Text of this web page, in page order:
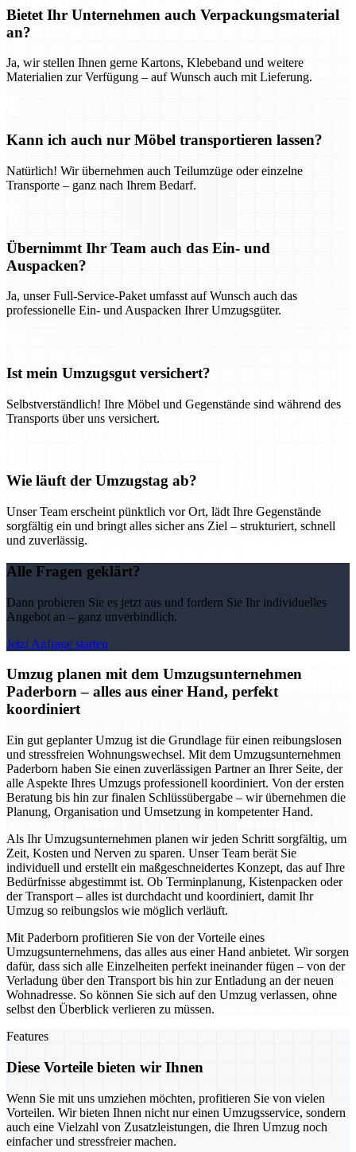
Bietet Ihr Unternehmen auch Verpackungsmaterial
an?
Ja, wir stellen Ihnen gerne Kartons, Klebeband und weitere
Materialien zur Verfügung – auf Wunsch auch mit Lieferung.
Kann ich auch nur Möbel transportieren lassen?
Natürlich! Wir übernehmen auch Teilumzüge oder einzelne
Transporte – ganz nach Ihrem Bedarf.
Übernimmt Ihr Team auch das Ein- und
Auspacken?
Ja, unser Full-Service-Paket umfasst auf Wunsch auch das
professionelle Ein- und Auspacken Ihrer Umzugsgüter.
Ist mein Umzugsgut versichert?
Selbstverständlich! Ihre Möbel und Gegenstände sind während des
Transports über uns versichert.
Wie läuft der Umzugstag ab?
Unser Team erscheint pünktlich vor Ort, lädt Ihre Gegenstände
sorgfältig ein und bringt alles sicher ans Ziel – strukturiert, schnell
und zuverlässig.
Alle Fragen geklärt?
Dann probieren Sie es jetzt aus und fordern Sie Ihr individuelles
Angebot an – ganz unverbindlich.
Jetzt Anfrage starten
Umzug planen mit dem Umzugsunternehmen
Paderborn – alles aus einer Hand, perfekt
koordiniert
Ein gut geplanter Umzug ist die Grundlage für einen reibungslosen
und stressfreien Wohnungswechsel. Mit dem Umzugsunternehmen
Paderborn haben Sie einen zuverlässigen Partner an Ihrer Seite, der
alle Aspekte Ihres Umzugs professionell koordiniert. Von der ersten
Beratung bis hin zur finalen Schlüssübergabe – wir übernehmen die
Planung, Organisation und Umsetzung in kompetenter Hand.
Als Ihr Umzugsunternehmen planen wir jeden Schritt sorgfältig, um
Zeit, Kosten und Nerven zu sparen. Unser Team berät Sie
individuell und erstellt ein maßgeschneidertes Konzept, das auf Ihre
Bedürfnisse abgestimmt ist. Ob Terminplanung, Kistenpacken oder
der Transport – alles ist durchdacht und koordiniert, damit Ihr
Umzug so reibungslos wie möglich verläuft.
Mit Paderborn profitieren Sie von der Vorteile eines
Umzugsunternehmens, das alles aus einer Hand anbietet. Wir sorgen
dafür, dass sich alle Einzelheiten perfekt ineinander fügen – von der
Verladung über den Transport bis hin zur Entladung an der neuen
Wohnadresse. So können Sie sich auf den Umzug verlassen, ohne
selbst den Überblick verlieren zu müssen.
Features
Diese Vorteile bieten wir Ihnen
Wenn Sie mit uns umziehen möchten, profitieren Sie von vielen
Vorteilen. Wir bieten Ihnen nicht nur einen Umzugsservice, sondern
auch eine Vielzahl von Zusatzleistungen, die Ihren Umzug noch
einfacher und stressfreier machen.